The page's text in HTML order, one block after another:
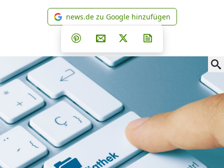
news.de zu Google
news.de zu Google hinzufügen
Teilen auf Facebook
Teilen auf Whatsapp
Teilen auf Telegram
Teilen auf Pinterest
Per E-Mail teilen
Post auf X